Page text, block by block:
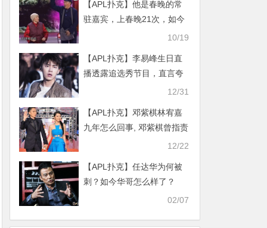
【APL扑克】他是春晚的常
驻嘉宾，上春晚21次，如今
10/19
【APL扑克】李易峰生日直
播透露追选秀节目，直言夸
12/31
【APL扑克】邓紫棋林宥嘉
九年怎么回事, 邓紫棋曾指责
12/22
【APL扑克】任达华为何被
刺？如今华哥怎么样了？
02/07